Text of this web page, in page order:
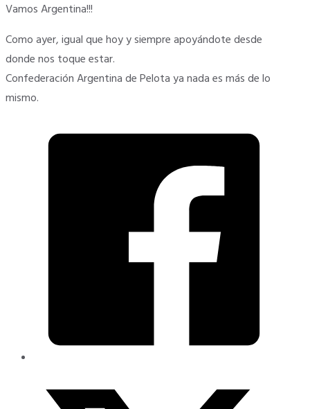
Vamos Argentina!!!
Como ayer, igual que hoy y siempre apoyándote desde
donde nos toque estar.
Confederación Argentina de Pelota ya nada es más de lo
mismo.